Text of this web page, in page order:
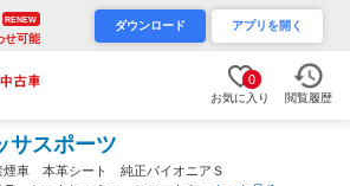
RENEW
せ可能
ダウンロード アプリを開く
0
お気に入り 閲覧履歴
サスポーツ
煙車 本革シート 純正パイオニアＳ